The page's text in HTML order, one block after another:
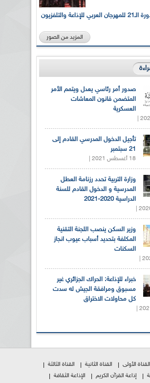
بالصور... الدورة الـ21 للمهرجان العربي للإذاعة والتلفزيون
المزيد من الصور
صدور أمر رئاسي يعدل ويتمم الأمر
المتضمن قانون المعاشات
العسكرية
تأجيل الدخول المدرسي القادم إلى
21 سبتمبر
18 أغسطس 2021 |
وزارة التربية تحدد رزنامة العطل
المدرسية و الدخول القادم للسنة
الدراسية 2020-2021
وزير السكن ينصب اللجنة التقنية
المكلفة بتحديد أسباب عيوب انجاز
السكنات
خبراء للإذاعة: الحراك الجزائري غير
مسبوق ومرافقة الجيش له سدت
كل محاولات الاختراق
القناة الأولى القناة الثانية
القناة الثالثة
إذاعة القرآن الكريم الإذاعة الثقافة